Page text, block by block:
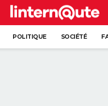
POLITIQUE SOCIÉTÉ